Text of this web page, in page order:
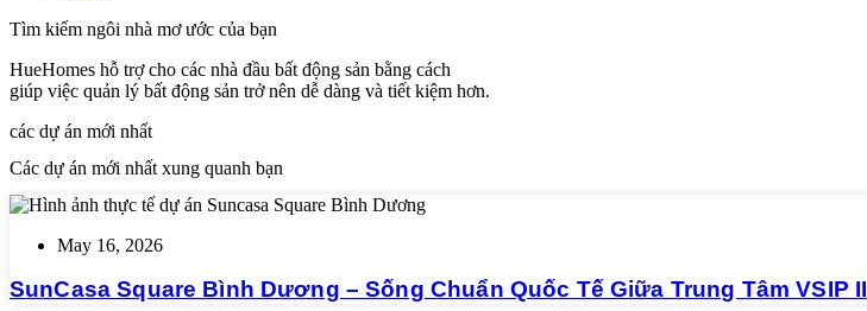
Tìm kiếm ngôi nhà mơ ước của bạn
HueHomes hỗ trợ cho các nhà đầu bất động sản bằng cách
giúp việc quản lý bất động sản trở nên dễ dàng và tiết kiệm hơn.
các dự án mới nhất
Các dự án mới nhất xung quanh bạn
May 16, 2026
SunCasa Square Bình Dương – Sống Chuẩn Quốc Tế Giữa Trung Tâm VSIP II